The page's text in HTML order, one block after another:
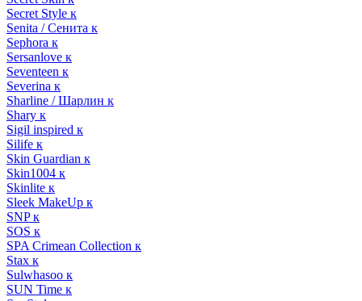
Secret Style к
Senita / Сенита к
Sephora к
Sersanlove к
Seventeen к
Severina к
Sharline / Шарлин к
Shary к
Sigil inspired к
Silife к
Skin Guardian к
Skin1004 к
Skinlite к
Sleek MakeUp к
SNP к
SOS к
SPA Crimean Collection к
Stax к
Sulwhasoo к
SUN Time к